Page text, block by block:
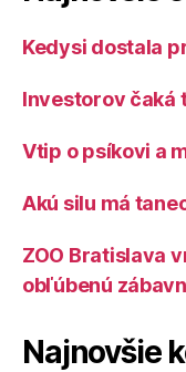
Kedysi dostala
Investorov čaká
Vtip o psíkovi a
Akú silu má
ZOO Bratislava
obľúbenú
Najnovšie